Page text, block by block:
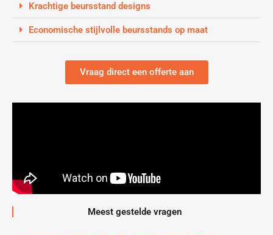
Krachtige beursstand designs
Economische stijlvolle beursstands op maat
Vraag direct een offerte aan
Meest gestelde vragen